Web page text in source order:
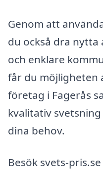
Genom att
du också dra nytta
och enklare
får du möjligheten
företag i Fagerås
kvalitativ
dina behov.
Besök svets-